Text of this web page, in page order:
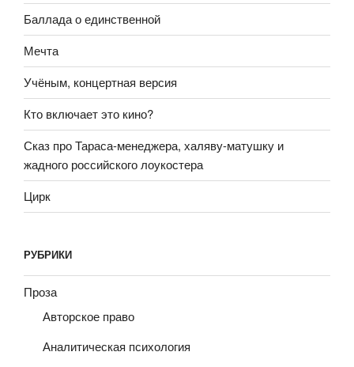
Баллада о единственной
Мечта
Учёным, концертная версия
Кто включает это кино?
Сказ про Тараса-менеджера, халяву-матушку и
жадного российского лоукостера
Цирк
РУБРИКИ
Проза
Авторское право
Аналитическая психология